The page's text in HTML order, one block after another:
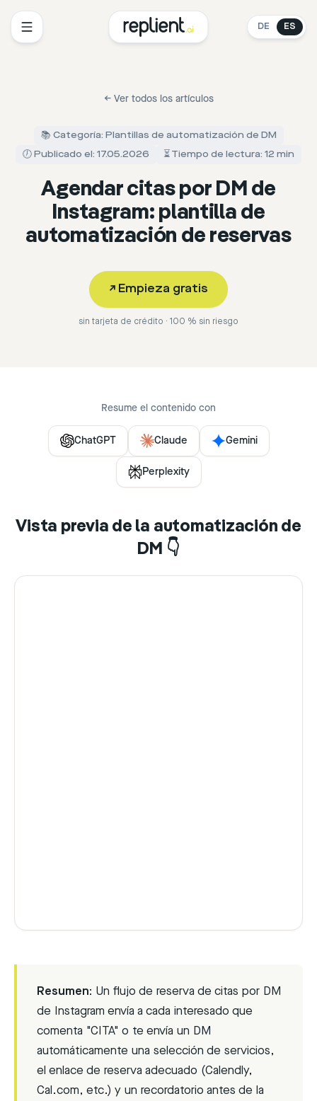
DE ES
← Ver todos los artículos
📚 Categoría: Plantillas de automatización de DM
🕖 Publicado el: 17.05.2026
⏳ Tiempo de lectura: 12 min
Agendar citas por DM de
Instagram: plantilla de
automatización de reservas
↗ Empieza gratis
sin tarjeta de crédito · 100 % sin riesgo
Resume el contenido con
ChatGPT Claude Gemini
Perplexity
Vista previa de la automatización de
DM 👇
Resumen: Un flujo de reserva de citas por DM
de Instagram envía a cada interesado que
comenta "CITA" o te envía un DM
automáticamente una selección de servicios,
el enlace de reserva adecuado (Calendly,
Cal.com, etc.) y un recordatorio antes de la